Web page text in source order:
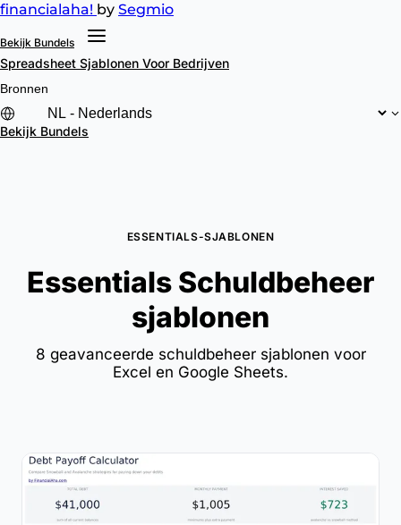
financialaha! by Segmio
Bekijk Bundels
Spreadsheet Sjablonen Voor Bedrijven
Bronnen
Bekijk Bundels
ESSENTIALS-SJABLONEN
Essentials Schuldbeheer
sjablonen
8 geavanceerde schuldbeheer sjablonen voor
Excel en Google Sheets.